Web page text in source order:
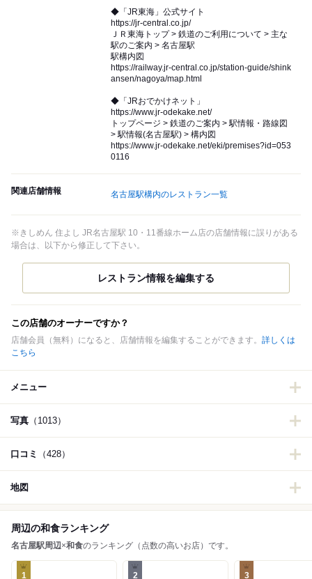
◆「JR東海」公式サイト
https://jr-central.co.jp/
ＪＲ東海トップ > 鉄道のご利用について > 主な
駅のご案内 > 名古屋駅
駅構内図
https://railway.jr-central.co.jp/station-guide/shink
ansen/nagoya/map.html
◆「JRおでかけネット」
https://www.jr-odekake.net/
トップページ > 鉄道のご案内 > 駅情報・路線図
> 駅情報(名古屋駅) > 構内図
https://www.jr-odekake.net/eki/premises?id=053
0116
関連店舗情報 名古屋駅構内のレストラン一覧
※きしめん 住よし JR名古屋駅 10・11番線ホーム店の店舗情報に誤りがある
場合は、以下から修正して下さい。
この店舗のオーナーですか？
店舗会員（無料）になると、店舗情報を編集することができます。 詳しくは
こちら
メニュー
写真 （1013）
口コミ （428）
地図
周辺の和食ランキング
名古屋駅周辺×和食のランキング（点数の高いお店）です。
1 2 3